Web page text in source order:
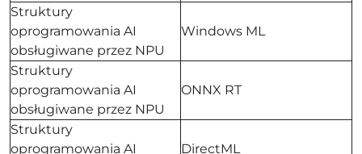
Struktury
oprogramowania AI
obsługiwane przez NPU
Windows ML
Struktury
oprogramowania AI
obsługiwane przez NPU
ONNX RT
Struktury
oprogramowania AI
DirectML